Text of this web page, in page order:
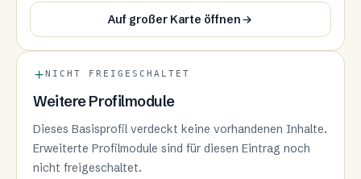
Auf großer Karte öffnen
NICHT FREIGESCHALTET
Weitere Profilmodule
Dieses Basisprofil verdeckt keine vorhandenen Inhalte.
Erweiterte Profilmodule sind für diesen Eintrag noch
nicht freigeschaltet.